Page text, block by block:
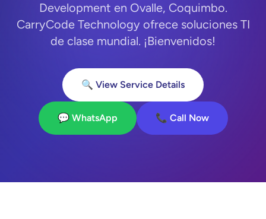
Development en Ovalle, Coquimbo.
CarryCode Technology ofrece soluciones TI
de clase mundial. ¡Bienvenidos!
🔍 View Service Details
💬 WhatsApp 📞 Call Now